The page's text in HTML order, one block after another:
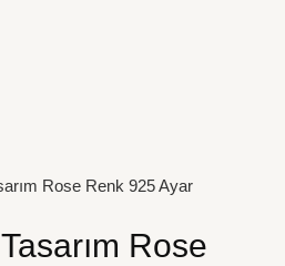
Rose Renk 925 Ayar
Rose